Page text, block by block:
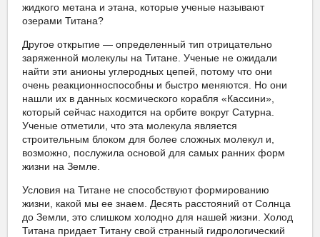
жидкого метана и этана, которые ученые называют
озерами Титана?
Другое открытие — определенный тип отрицательно
заряженной молекулы на Титане. Ученые не ожидали
найти эти анионы углеродных цепей, потому что они
очень реакционноспособны и быстро меняются. Но они
нашли их в данных космического корабля «Кассини»,
который сейчас находится на орбите вокруг Сатурна.
Ученые отметили, что эта молекула является
строительным блоком для более сложных молекул и,
возможно, послужила основой для самых ранних форм
жизни на Земле.
Условия на Титане не способствуют формированию
жизни, какой мы ее знаем. Десять расстояний от Солнца
до Земли, это слишком холодно для нашей жизни. Холод
Титана придает Титану свой странный гидрологический